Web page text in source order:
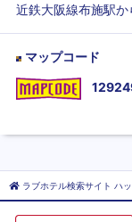
近鉄大阪線布施駅
マップコード
ラブホテル検索サイト ハ